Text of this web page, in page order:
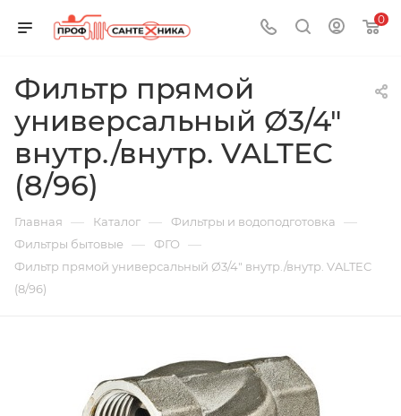
0
Фильтр прямой
универсальный Ø3/4"
внутр./внутр. VALTEC
(8/96)
Главная — Каталог — Фильтры и водоподготовка —
Фильтры бытовые — ФГО —
Фильтр прямой универсальный Ø3/4" внутр./внутр. VALTEC
(8/96)